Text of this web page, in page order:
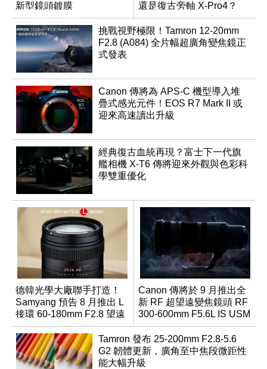
新型鏡頭鍍膜
還是復古旁軸 X-Pro4？
挑戰視野極限！Tamron 12-20mm
F2.8 (A084) 全片幅超廣角變焦鏡正
式發表
Canon 傳將為 APS-C 機型導入堆
疊式感光元件！EOS R7 Mark II 或
迎來高速讀出升級
經典復古血統再現？富士下一代旗
艦相機 X-T6 傳將迎來外觀與色彩科
學雙重優化
德韓光學大廠聯手打造！
Samyang 預告 8 月推出 L
接環 60-180mm F2.8 望遠
變焦鏡
Canon 傳將於 9 月推出全
新 RF 超望遠變焦鏡頭 RF
300-600mm F5.6L IS USM
Tamron 發布 25-200mm F2.8-5.6
G2 韌體更新，廣角至中焦段微距性
能大幅升級